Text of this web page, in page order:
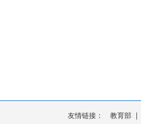
友情链接： 教育部